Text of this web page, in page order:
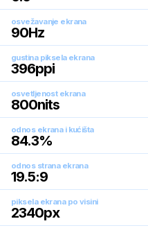
osvežavanje ekrana
90Hz
gustina piksela ekrana
396ppi
osvetljenost ekrana
800nits
odnos ekrana i kućišta
84.3%
odnos strana ekrana
19.5:9
piksela ekrana po visini
2340px